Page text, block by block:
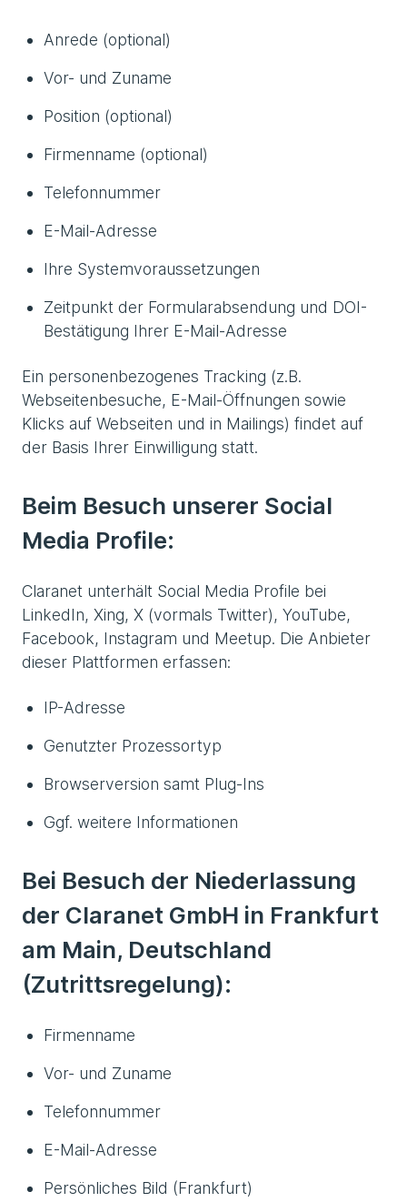
Anrede (optional)
Vor- und Zuname
Position (optional)
Firmenname (optional)
Telefonnummer
E-Mail-Adresse
Ihre Systemvoraussetzungen
Zeitpunkt der Formularabsendung und DOI-
Bestätigung Ihrer E-Mail-Adresse
Ein personenbezogenes Tracking (z.B.
Webseitenbesuche, E-Mail-Öffnungen sowie
Klicks auf Webseiten und in Mailings) findet auf
der Basis Ihrer Einwilligung statt.
Beim Besuch unserer Social
Media Profile:
Claranet unterhält Social Media Profile bei
LinkedIn, Xing, X (vormals Twitter), YouTube,
Facebook, Instagram und Meetup. Die Anbieter
dieser Plattformen erfassen:
IP-Adresse
Genutzter Prozessortyp
Browserversion samt Plug-Ins
Ggf. weitere Informationen
Bei Besuch der Niederlassung
der Claranet GmbH in Frankfurt
am Main, Deutschland
(Zutrittsregelung):
Firmenname
Vor- und Zuname
Telefonnummer
E-Mail-Adresse
Persönliches Bild (Frankfurt)